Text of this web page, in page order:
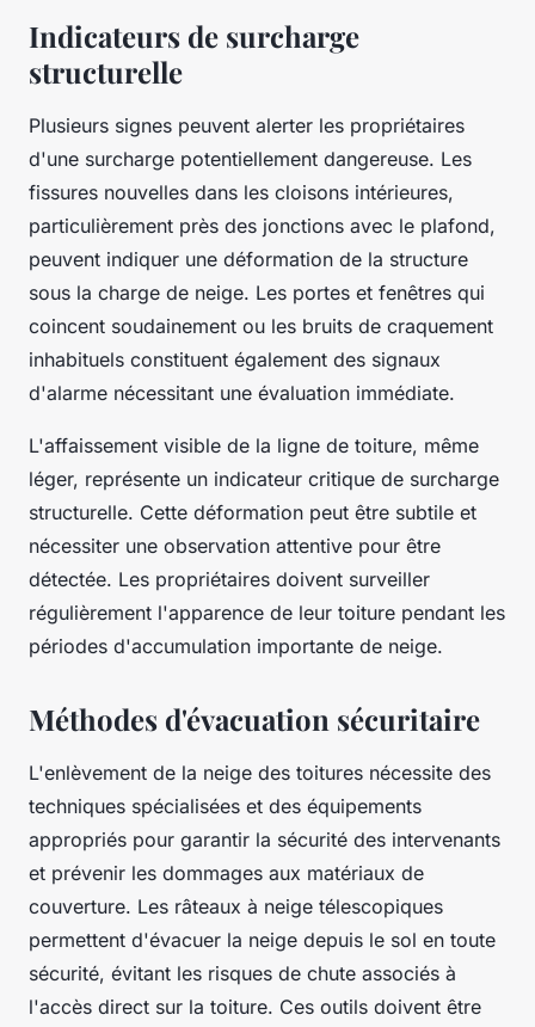
Indicateurs de surcharge
structurelle
Plusieurs signes peuvent alerter les propriétaires
d'une surcharge potentiellement dangereuse. Les
fissures nouvelles dans les cloisons intérieures,
particulièrement près des jonctions avec le plafond,
peuvent indiquer une déformation de la structure
sous la charge de neige. Les portes et fenêtres qui
coincent soudainement ou les bruits de craquement
inhabituels constituent également des signaux
d'alarme nécessitant une évaluation immédiate.
L'affaissement visible de la ligne de toiture, même
léger, représente un indicateur critique de surcharge
structurelle. Cette déformation peut être subtile et
nécessiter une observation attentive pour être
détectée. Les propriétaires doivent surveiller
régulièrement l'apparence de leur toiture pendant les
périodes d'accumulation importante de neige.
Méthodes d'évacuation sécuritaire
L'enlèvement de la neige des toitures nécessite des
techniques spécialisées et des équipements
appropriés pour garantir la sécurité des intervenants
et prévenir les dommages aux matériaux de
couverture. Les râteaux à neige télescopiques
permettent d'évacuer la neige depuis le sol en toute
sécurité, évitant les risques de chute associés à
l'accès direct sur la toiture. Ces outils doivent être